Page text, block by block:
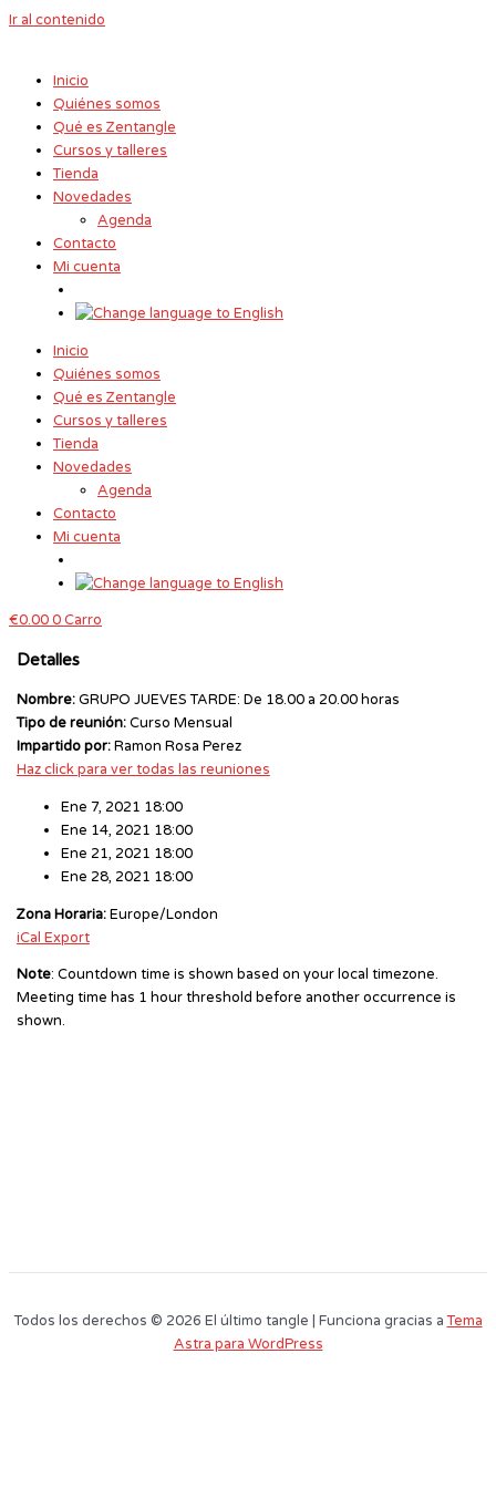
Ir al contenido
Inicio
Quiénes somos
Qué es Zentangle
Cursos y talleres
Tienda
Novedades
Agenda
Contacto
Mi cuenta
Inicio
Quiénes somos
Qué es Zentangle
Cursos y talleres
Tienda
Novedades
Agenda
Contacto
Mi cuenta
€0.000Carro
Detalles
Nombre:GRUPO JUEVES TARDE: De 18.00 a 20.00 horas
Tipo de reunión:Curso Mensual
Impartido por:Ramon Rosa Perez
Haz click para ver todas las reuniones
Ene 7, 2021 18:00
Ene 14, 2021 18:00
Ene 21, 2021 18:00
Ene 28, 2021 18:00
Zona Horaria:Europe/London
iCal Export
Note: Countdown time is shown based on your local timezone.
Meeting time has 1 hour threshold before another occurrence is
shown.
Todos los derechos © 2026 El último tangle | Funciona gracias aTema
Astra para WordPress